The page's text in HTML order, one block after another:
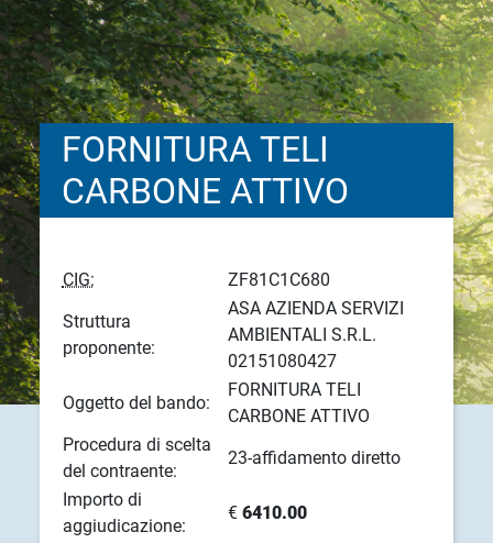
FORNITURA TELI
CARBONE ATTIVO
CIG:
ZF81C1C680
Struttura
proponente:
ASA AZIENDA SERVIZI
AMBIENTALI S.R.L.
02151080427
Oggetto del bando:
FORNITURA TELI
CARBONE ATTIVO
Procedura di scelta
del contraente:
23-affidamento diretto
Importo di
aggiudicazione:
€ 6410.00